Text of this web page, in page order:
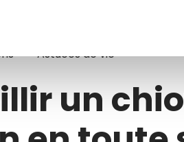
Astuces de vie
un